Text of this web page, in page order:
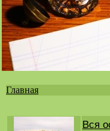
здесь
Главная
Вся